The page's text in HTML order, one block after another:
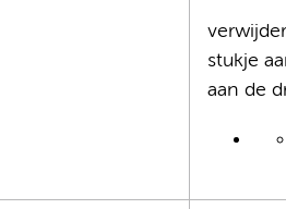
stukje
aan de